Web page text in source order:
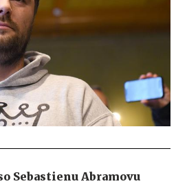
Sebastienu Abramovu